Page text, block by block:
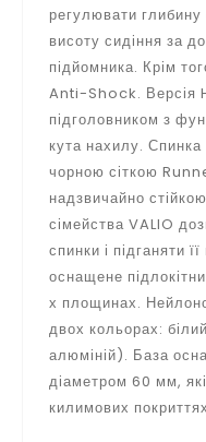
регулювати глибину
висоту сидіння за
підйомника. Крім
Anti-Shock. Версія
підголовником з
кута нахилу.
чорною сіткою
надзвичайно
сімейства VALIO
спинки і підганяти
оснащене
х площинах.
двох кольорах:
алюміній). База
діаметром 60 мм,
килимових